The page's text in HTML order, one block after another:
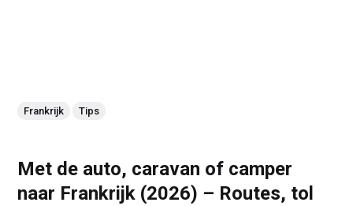
Frankrijk Tips
Met de auto, caravan of camper
naar Frankrijk (2026) – Routes, tol